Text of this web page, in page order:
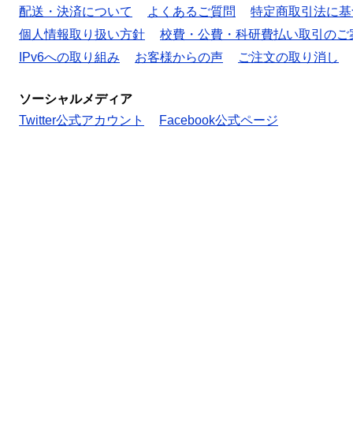
配送・決済について よくあるご質問
特定商取引法に
個人情報取り扱い方針
校費・公費・科研費払い取引のご
IPv6への取り組み
お客様からの声 ご注文の取り消し
ソーシャルメディア
Twitter公式アカウント
Facebook公式ページ